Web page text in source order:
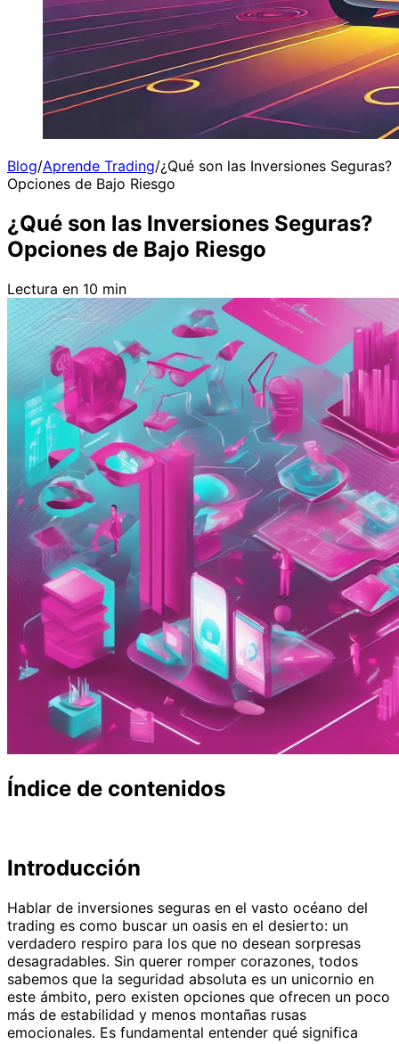
Blog/Aprende Trading/¿Qué son las Inversiones Seguras?
Opciones de Bajo Riesgo
¿Qué son las Inversiones Seguras?
Opciones de Bajo Riesgo
Lectura en 10 min
Índice de contenidos
Introducción
Hablar de inversiones seguras en el vasto océano del
trading es como buscar un oasis en el desierto: un
verdadero respiro para los que no desean sorpresas
desagradables. Sin querer romper corazones, todos
sabemos que la seguridad absoluta es un unicornio en
este ámbito, pero existen opciones que ofrecen un poco
más de estabilidad y menos montañas rusas
emocionales. Es fundamental entender qué significa